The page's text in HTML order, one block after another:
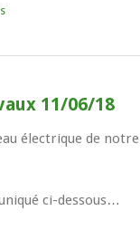
11/06/18
électrique de notre
ci-dessous…